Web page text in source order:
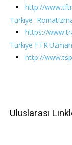
http://
Türkiye
https://
Türkiye FTR
http://
Uluslarası